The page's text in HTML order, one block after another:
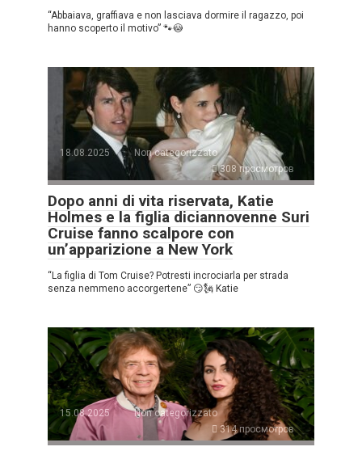
“Abbaiava, graffiava e non lasciava dormire il ragazzo, poi
hanno scoperto il motivo” 🐾😳
18.08.2025
Non categorizzato
308 просмотров
Dopo anni di vita riservata, Katie
Holmes e la figlia diciannovenne Suri
Cruise fanno scalpore con
un’apparizione a New York
“La figlia di Tom Cruise? Potresti incrociarla per strada
senza nemmeno accorgertene” 😏🗽 Katie
15.08.2025
Non categorizzato
314 просмотров